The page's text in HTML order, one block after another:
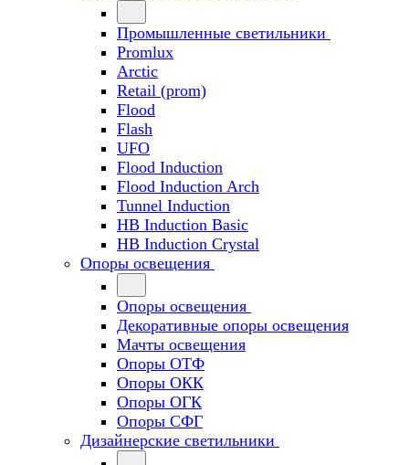
Промышленные светильники
Promlux
Arctic
Retail (prom)
Flood
Flash
UFO
Flood Induction
Flood Induction Arch
Tunnel Induction
HB Induction Basic
HB Induction Crystal
Опоры освещения
Опоры освещения
Декоративные опоры освещения
Мачты освещения
Опоры ОТФ
Опоры ОКК
Опоры ОГК
Опоры СФГ
Дизайнерские светильники